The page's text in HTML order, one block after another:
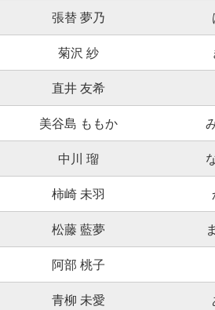
張替 夢乃
菊沢 紗
直井 友希
美谷島 ももか
中川 瑠
柿崎 未羽
松藤 藍夢
阿部 桃子
青柳 未愛